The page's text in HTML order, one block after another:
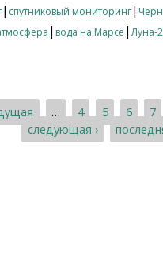
| спутниковый мониторинг|
| вода на Марсе |Луна-
… 4 5 6 7
следующая ›